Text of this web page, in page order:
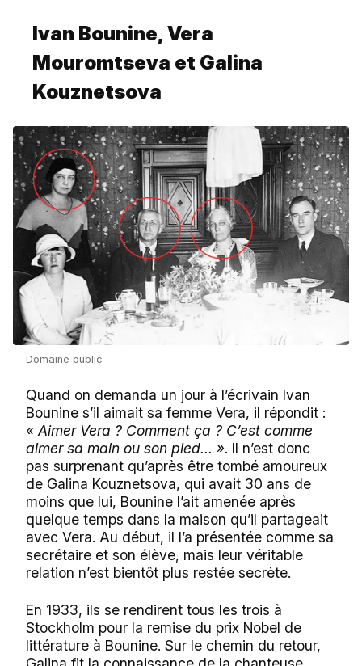
Ivan Bounine, Vera
Mouromtseva et Galina
Kouznetsova
Domaine public
Quand on demanda un jour à l’écrivain Ivan
Bounine s’il aimait sa femme Vera, il répondit :
« Aimer Vera ? Comment ça ? C’est comme
aimer sa main ou son pied... ». Il n’est donc
pas surprenant qu’après être tombé amoureux
de Galina Kouznetsova, qui avait 30 ans de
moins que lui, Bounine l’ait amenée après
quelque temps dans la maison qu’il partageait
avec Vera. Au début, il l’a présentée comme sa
secrétaire et son élève, mais leur véritable
relation n’est bientôt plus restée secrète.
En 1933, ils se rendirent tous les trois à
Stockholm pour la remise du prix Nobel de
littérature à Bounine. Sur le chemin du retour,